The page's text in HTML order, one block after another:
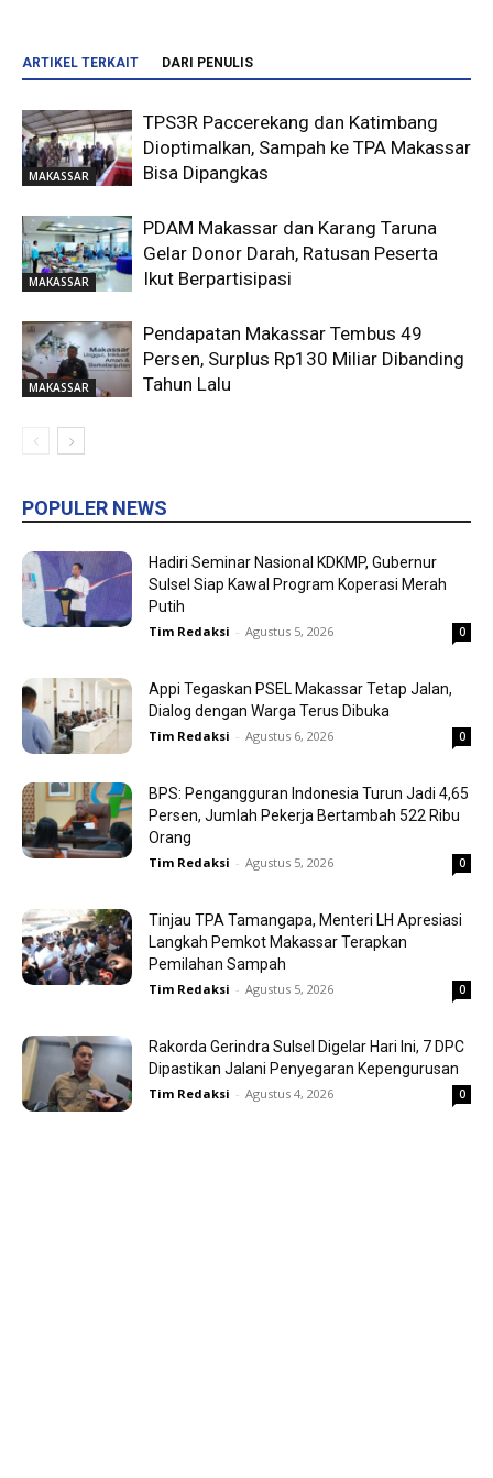
ARTIKEL TERKAIT DARI PENULIS
MAKASSAR
TPS3R Paccerekang dan Katimbang
Dioptimalkan, Sampah ke TPA Makassar
Bisa Dipangkas
MAKASSAR
PDAM Makassar dan Karang Taruna
Gelar Donor Darah, Ratusan Peserta
Ikut Berpartisipasi
MAKASSAR
Pendapatan Makassar Tembus 49
Persen, Surplus Rp130 Miliar Dibanding
Tahun Lalu
POPULER NEWS
Hadiri Seminar Nasional KDKMP, Gubernur
Sulsel Siap Kawal Program Koperasi Merah
Putih
Tim Redaksi - Agustus 5, 2026 0
Appi Tegaskan PSEL Makassar Tetap Jalan,
Dialog dengan Warga Terus Dibuka
Tim Redaksi - Agustus 6, 2026 0
BPS: Pengangguran Indonesia Turun Jadi 4,65
Persen, Jumlah Pekerja Bertambah 522 Ribu
Orang
Tim Redaksi - Agustus 5, 2026 0
Tinjau TPA Tamangapa, Menteri LH Apresiasi
Langkah Pemkot Makassar Terapkan
Pemilahan Sampah
Tim Redaksi - Agustus 5, 2026 0
Rakorda Gerindra Sulsel Digelar Hari Ini, 7 DPC
Dipastikan Jalani Penyegaran Kepengurusan
Tim Redaksi - Agustus 4, 2026 0